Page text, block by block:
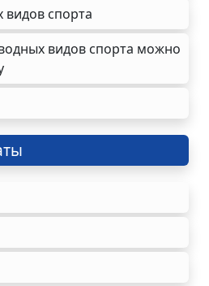
видов спорта
видов спорта можно